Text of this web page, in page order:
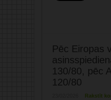
Pēc Eiropas
130/80, pēc
120/80
Rakstīt